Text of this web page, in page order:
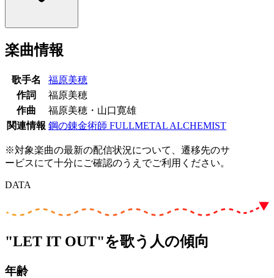
楽曲情報
歌手名
福原美穂
作詞
福原美穂
作曲
福原美穂・山口寛雄
関連情報 鋼の錬金術師 FULLMETAL ALCHEMIST
※対象楽曲の最新の配信状況について、遷移先のサ
ービスにて十分にご確認のうえでご利用ください。
DATA
"LET IT OUT"を歌う人の傾向
年齢